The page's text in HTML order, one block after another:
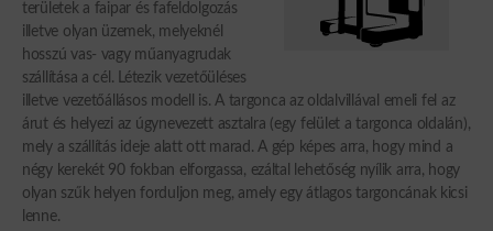
területek a faipar és fafeldolgozás
illetve olyan üzemek, melyeknél
hosszú vas- vagy műanyagrudak
szállítása a cél. Létezik vezetőüléses
illetve vezetőállásos modell is. A targonca az oldalvillával emeli fel az
árut és helyezi az úgynevezett asztalra (egy felület a targonca oldalán),
mely a szállítás ideje alatt ott marad. A gép képes arra, hogy mind a
négy kerekét 90 fokban elforgassa, ezáltal lehetőség nyílik arra, hogy
olyan szűk helyen forduljon meg, amely egy átlagos targoncának kicsi
lenne.